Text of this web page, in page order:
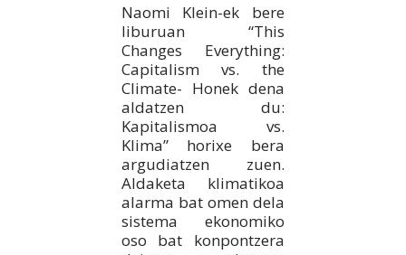
Naomi Klein-ek bere
liburuan “This
Changes Everything:
Capitalism vs. the
Climate- Honek dena
aldatzen du:
Kapitalismoa vs.
Klima” horixe bera
argudiatzen zuen.
Aldaketa klimatikoa
alarma bat omen dela
sistema ekonomiko
oso bat konpontzera